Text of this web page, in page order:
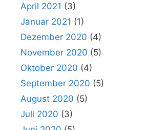
April 2021 (3)
Januar 2021 (1)
Dezember 2020 (4)
November 2020 (5)
Oktober 2020 (4)
September 2020 (5)
August 2020 (5)
Juli 2020 (3)